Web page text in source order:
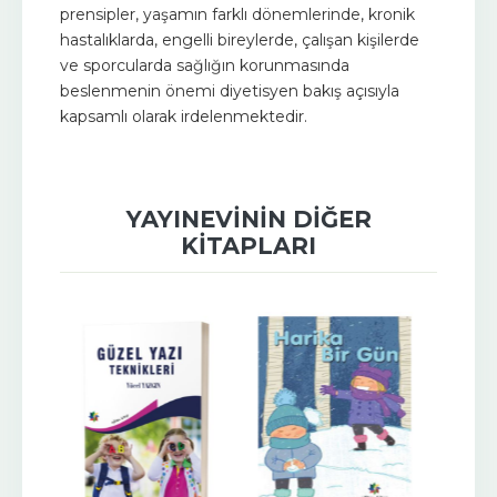
prensipler, yaşamın farklı dönemlerinde, kronik
hastalıklarda, engelli bireylerde, çalışan kişilerde
ve sporcularda sağlığın korunmasında
beslenmenin önemi diyetisyen bakış açısıyla
kapsamlı olarak irdelenmektedir.
YAYINEVININ DIĞER
KITAPLARI